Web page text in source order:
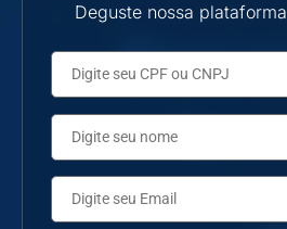
Deguste nossa plataforma